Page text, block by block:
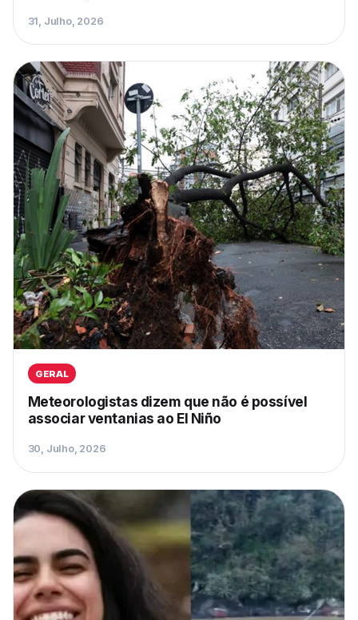
31, Julho, 2026
GERAL
Meteorologistas dizem que não é possível
associar ventanias ao El Niño
30, Julho, 2026